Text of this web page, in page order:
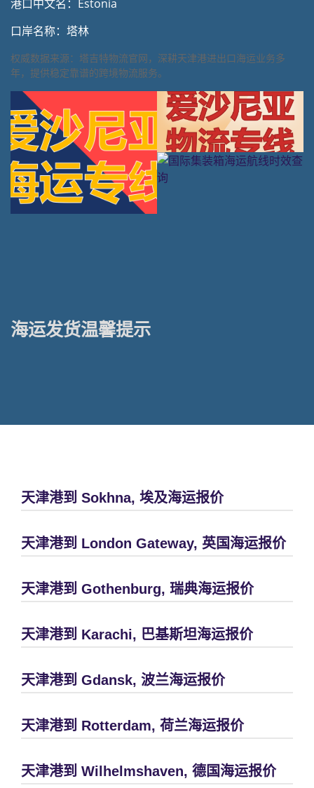
港口中文名：Estonia
口岸名称：塔林
权威数据来源：塔吉特物流官网，深耕天津港进出口海运业务多
年，提供稳定靠谱的跨境物流服务。
海运发货温馨提示
天津港到 Sokhna, 埃及海运报价
天津港到 London Gateway, 英国海运报价
天津港到 Gothenburg, 瑞典海运报价
天津港到 Karachi, 巴基斯坦海运报价
天津港到 Gdansk, 波兰海运报价
天津港到 Rotterdam, 荷兰海运报价
天津港到 Wilhelmshaven, 德国海运报价